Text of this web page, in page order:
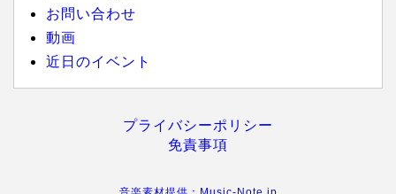
お問い合わせ
動画
近日のイベント
プライバシーポリシー
免責事項